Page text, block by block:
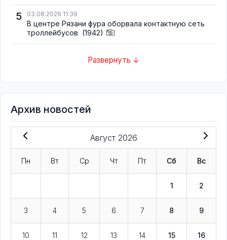
5 03.08.2026 11:39
В центре Рязани фура оборвала контактную сеть
троллейбусов (1942)
Развернуть ↓
Архив новостей
Август 2026
Пн Вт Ср Чт Пт Сб Вс
1 2
3 4 5 6 7 8 9
10 11 12 13 14 15 16